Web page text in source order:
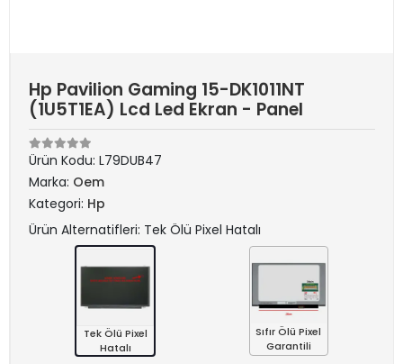
Hp Pavilion Gaming 15-DK1011NT
(1U5T1EA) Lcd Led Ekran - Panel
Ürün Kodu: L79DUB47
Marka: Oem
Kategori: Hp
Ürün Alternatifleri: Tek Ölü Pixel Hatalı
Tek Ölü Pixel
Hatalı
Sıfır Ölü Pixel
Garantili